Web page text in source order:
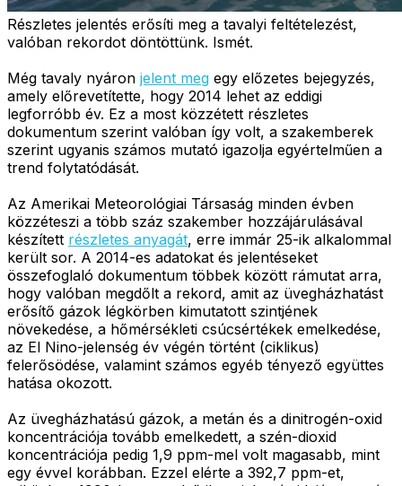
Részletes jelentés erősíti meg a tavalyi feltételezést,
valóban rekordot döntöttünk. Ismét.
Még tavaly nyáron jelent meg egy előzetes bejegyzés,
amely előrevetítette, hogy 2014 lehet az eddigi
legforróbb év. Ez a most közzétett részletes
dokumentum szerint valóban így volt, a szakemberek
szerint ugyanis számos mutató igazolja egyértelműen a
trend folytatódását.
Az Amerikai Meteorológiai Társaság minden évben
közzéteszi a több száz szakember hozzájárulásával
készített részletes anyagát, erre immár 25-ik alkalommal
került sor. A 2014-es adatokat és jelentéseket
összefoglaló dokumentum többek között rámutat arra,
hogy valóban megdőlt a rekord, amit az üvegházhatást
erősítő gázok légkörben kimutatott szintjének
növekedése, a hőmérsékleti csúcsértékek emelkedése,
az El Nino-jelenség év végén történt (ciklikus)
felerősödése, valamint számos egyéb tényező együttes
hatása okozott.
Az üvegházhatású gázok, a metán és a dinitrogén-oxid
koncentrációja tovább emelkedett, a szén-dioxid
koncentrációja pedig 1,9 ppm-mel volt magasabb, mint
egy évvel korábban. Ezzel elérte a 392,7 ppm-et,